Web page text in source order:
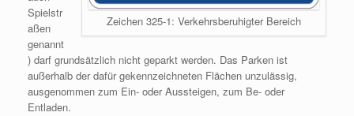
Zeichen 325-1: Verkehrsberuhigter Bereich
Spielstr
aßen
genannt
) darf grundsätzlich nicht geparkt werden. Das Parken ist
außerhalb der dafür gekennzeichneten Flächen unzulässig,
ausgenommen zum Ein- oder Aussteigen, zum Be- oder
Entladen.